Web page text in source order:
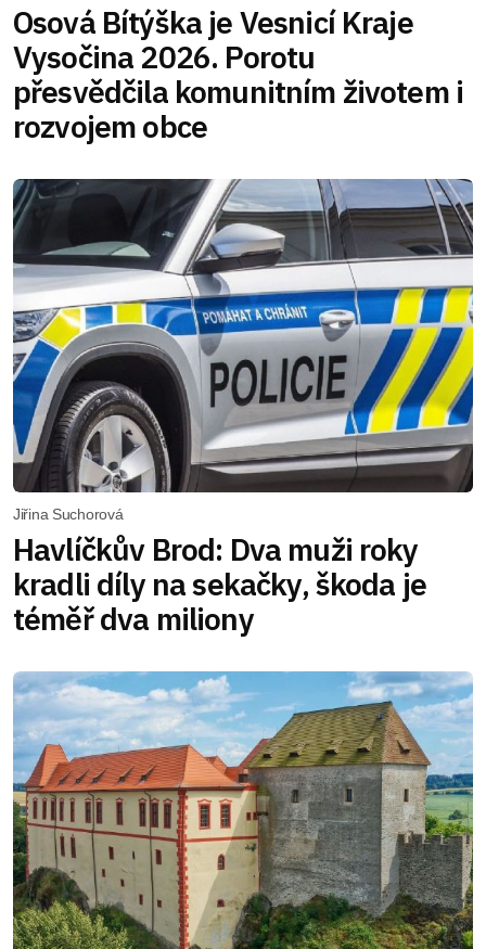
Osová Bítýška je Vesnicí Kraje
Vysočina 2026. Porotu
přesvědčila komunitním životem i
rozvojem obce
Jiřina Suchorová
Havlíčkův Brod: Dva muži roky
kradli díly na sekačky, škoda je
téměř dva miliony